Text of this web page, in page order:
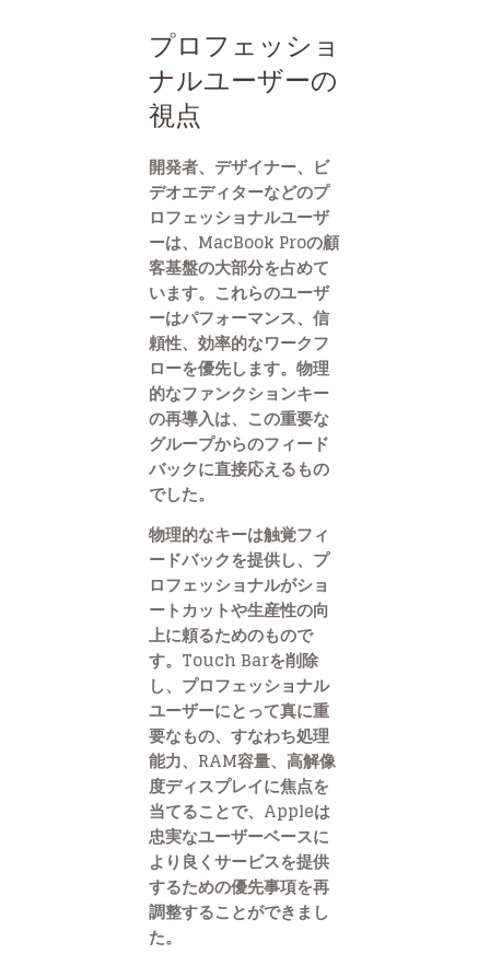
プロフェッショ
ナルユーザーの
視点
開発者、デザイナー、ビ
デオエディターなどのプ
ロフェッショナルユーザ
ーは、MacBook Proの顧
客基盤の大部分を占めて
います。これらのユーザ
ーはパフォーマンス、信
頼性、効率的なワークフ
ローを優先します。物理
的なファンクションキー
の再導入は、この重要な
グループからのフィード
バックに直接応えるもの
でした。
物理的なキーは触覚フィ
ードバックを提供し、プ
ロフェッショナルがショ
ートカットや生産性の向
上に頼るためのもので
す。Touch Barを削除
し、プロフェッショナル
ユーザーにとって真に重
要なもの、すなわち処理
能力、RAM容量、高解像
度ディスプレイに焦点を
当てることで、Appleは
忠実なユーザーベースに
より良くサービスを提供
するための優先事項を再
調整することができまし
た。